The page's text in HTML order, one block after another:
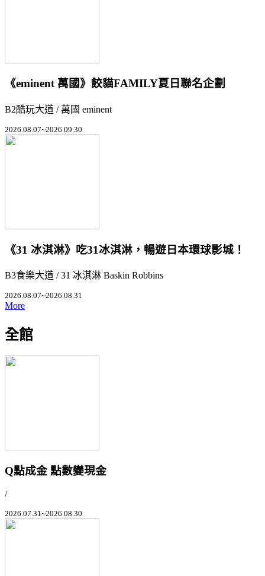
《eminent 萬國》餃貓FAMILY夏日聯名企劃
B2酷玩大道 / 萬國 eminent
2026.08.07~2026.09.30
《31 冰淇淋》吃31冰淇淋，暢遊日本環球影城！
B3食樂大道 / 31 冰淇淋 Baskin Robbins
2026.08.07~2026.08.31
More
全館
Q點成金 點數變現金
/
2026.07.31~2026.08.30